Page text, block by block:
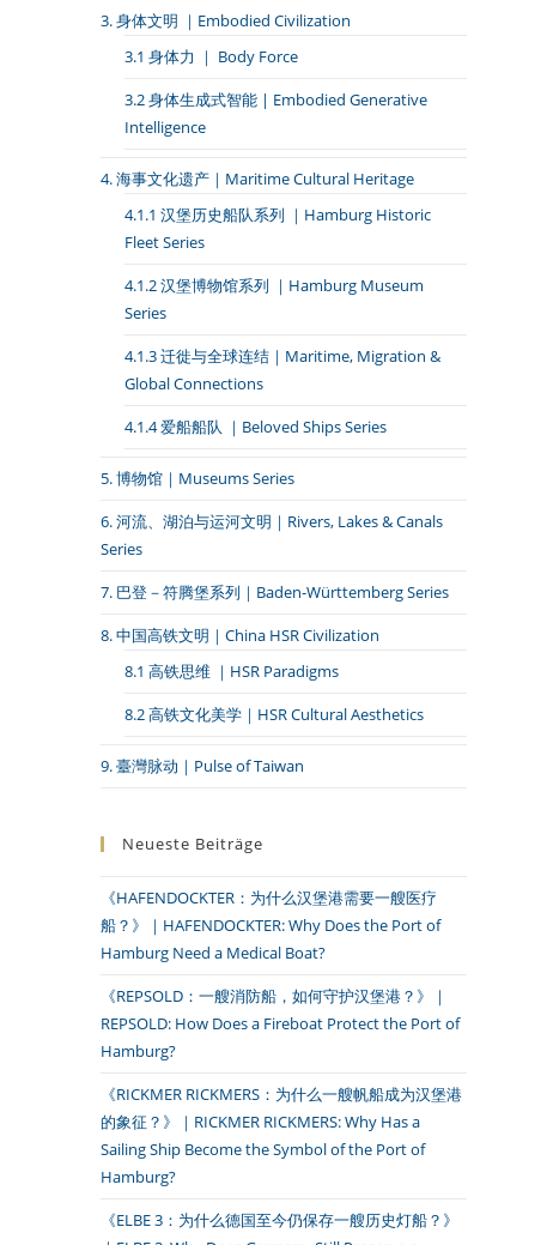
3. 身体文明 ｜Embodied Civilization
3.1 身体力 ｜ Body Force
3.2 身体生成式智能 | Embodied Generative
Intelligence
4. 海事文化遗产｜Maritime Cultural Heritage
4.1.1 汉堡历史船队系列 ｜Hamburg Historic
Fleet Series
4.1.2 汉堡博物馆系列 ｜Hamburg Museum
Series
4.1.3 迁徙与全球连结｜Maritime, Migration &
Global Connections
4.1.4 爱船船队 ｜Beloved Ships Series
5. 博物馆｜Museums Series
6. 河流、湖泊与运河文明｜Rivers, Lakes & Canals
Series
7. 巴登－符腾堡系列｜Baden-Württemberg Series
8. 中国高铁文明｜China HSR Civilization
8.1 高铁思维 ｜HSR Paradigms
8.2 高铁文化美学｜HSR Cultural Aesthetics
9. 臺灣脉动｜Pulse of Taiwan
Neueste Beiträge
《HAFENDOCKTER：为什么汉堡港需要一艘医疗
船？》｜HAFENDOCKTER: Why Does the Port of
Hamburg Need a Medical Boat?
《REPSOLD：一艘消防船，如何守护汉堡港？》｜
REPSOLD: How Does a Fireboat Protect the Port of
Hamburg?
《RICKMER RICKMERS：为什么一艘帆船成为汉堡港
的象征？》｜RICKMER RICKMERS: Why Has a
Sailing Ship Become the Symbol of the Port of
Hamburg?
《ELBE 3：为什么德国至今仍保存一艘历史灯船？》